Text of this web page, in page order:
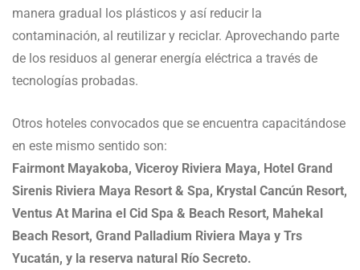
manera gradual los plásticos y así reducir la
contaminación, al reutilizar y reciclar. Aprovechando parte
de los residuos al generar energía eléctrica a través de
tecnologías probadas.
Otros hoteles convocados que se encuentra capacitándose
en este mismo sentido son:
Fairmont Mayakoba, Viceroy Riviera Maya, Hotel Grand
Sirenis Riviera Maya Resort & Spa, Krystal Cancún Resort,
Ventus At Marina el Cid Spa & Beach Resort, Mahekal
Beach Resort, Grand Palladium Riviera Maya y Trs
Yucatán, y la reserva natural Río Secreto.